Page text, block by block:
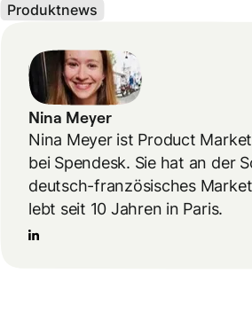
Produktnews
Nina Meyer
Nina Meyer ist Product
bei Spendesk. Sie hat an der
deutsch-französisches
lebt seit 10 Jahren in Paris.